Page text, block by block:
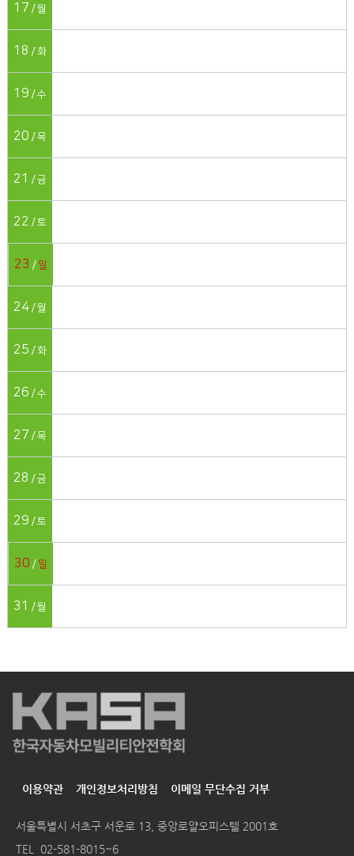
17 월
18 화
19 수
20 목
21 금
22 토
23 일
24 월
25 화
26 수
27 목
28 금
29 토
30 일
31 월
이용약관 개인정보처리방침 이메일 무단수집 거부
서울특별시 서초구 서운로 13, 중앙로얄오피스텔 2001호
TEL 02-581-8015~6